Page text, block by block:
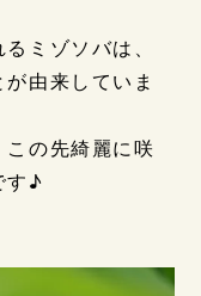
ミゾソバは、
由来していま
の先綺麗に咲
す♪